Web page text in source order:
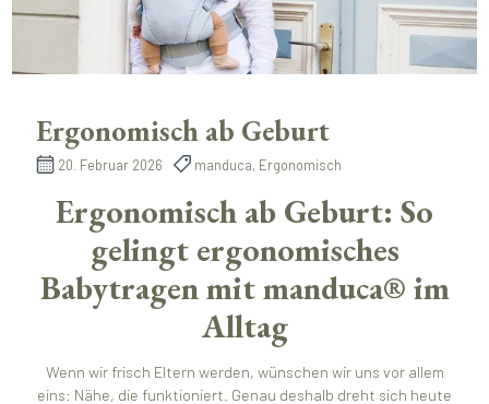
Ergonomisch ab Geburt
20. Februar 2026 manduca, Ergonomisch
Ergonomisch ab Geburt: So
gelingt ergonomisches
Babytragen mit manduca® im
Alltag
Wenn wir frisch Eltern werden, wünschen wir uns vor allem
eins: Nähe, die funktioniert. Genau deshalb dreht sich heute